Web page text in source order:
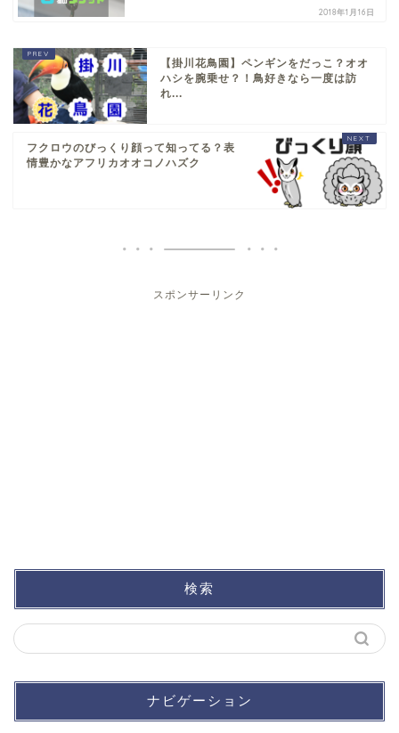
2018年1月16日
【掛川花鳥園】ペンギンをだっこ？オオ
ハシを腕乗せ？！鳥好きなら一度は訪
れ...
フクロウのびっくり顔って知ってる？表
情豊かなアフリカオオコノハズク
スポンサーリンク
検索
ナビゲーション